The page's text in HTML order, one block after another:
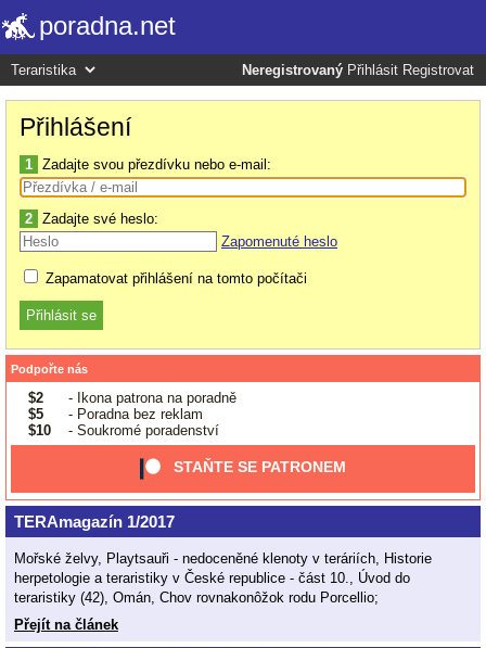
poradna.net
Neregistrovaný Přihlásit Registrovat
Přihlášení
1 Zadajte svou přezdívku nebo e-mail:
2 Zadajte své heslo:
Zapomenuté heslo
Zapamatovat přihlášení na tomto počítači
Podpořte nás
$2
- Ikona patrona na poradně
$5
- Poradna bez reklam
$10
- Soukromé poradenství
STAŇTE SE PATRONEM
TERAmagazín 1/2017
Mořské želvy, Playtsauři - nedoceněné klenoty v teráriích, Historie
herpetologie a teraristiky v České republice - část 10., Úvod do
teraristiky (42), Omán, Chov rovnakonôžok rodu Porcellio;
Přejít na článek